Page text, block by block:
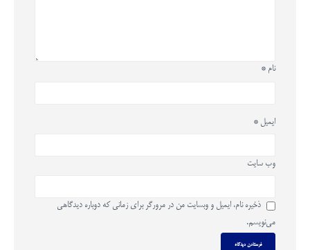
نام *
ایمیل *
وب‌ سایت
ذخیره نام، ایمیل و وبسایت من در مرورگر برای زمانی که دوباره دیدگاهی
می‌نویسم.